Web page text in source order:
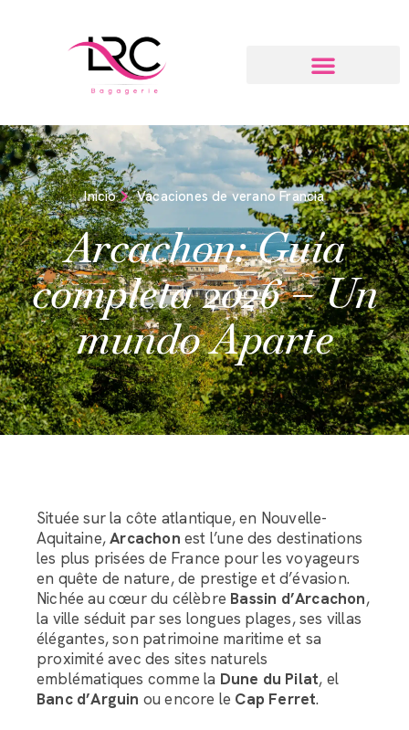
Inicio Vacaciones de verano Francia
Arcachon: Guía
completa 2026 – Un
mundo Aparte
Située sur la côte atlantique, en Nouvelle-
Aquitaine,Arcachon est l’une des destinations
les plus prisées de France pour les voyageurs
en quête de nature, de prestige et d’évasion.
Nichée au cœur du célèbre Bassin d’Arcachon,
la ville séduit par ses longues plages, ses villas
élégantes, son patrimoine maritime et sa
proximité avec des sites naturels
emblématiques comme la Dune du Pilat, el
Banc d’Arguin ou encore le Cap Ferret.